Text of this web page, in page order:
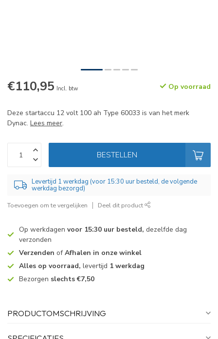
€110,95 Incl. btw Op voorraad
Deze startaccu 12 volt 100 ah Type 60033 is van het merk
Dynac. Lees meer.
BESTELLEN
Levertijd 1 werkdag (voor 15:30 uur besteld, de volgende
werkdag bezorgd)
Toevoegen om te vergelijken Deel dit product
Op werkdagen voor 15:30 uur besteld, dezelfde dag
verzonden
Verzenden ofAfhalen in onze winkel
Alles op voorraad, levertijd 1 werkdag
Bezorgen slechts €7,50
PRODUCTOMSCHRIJVING